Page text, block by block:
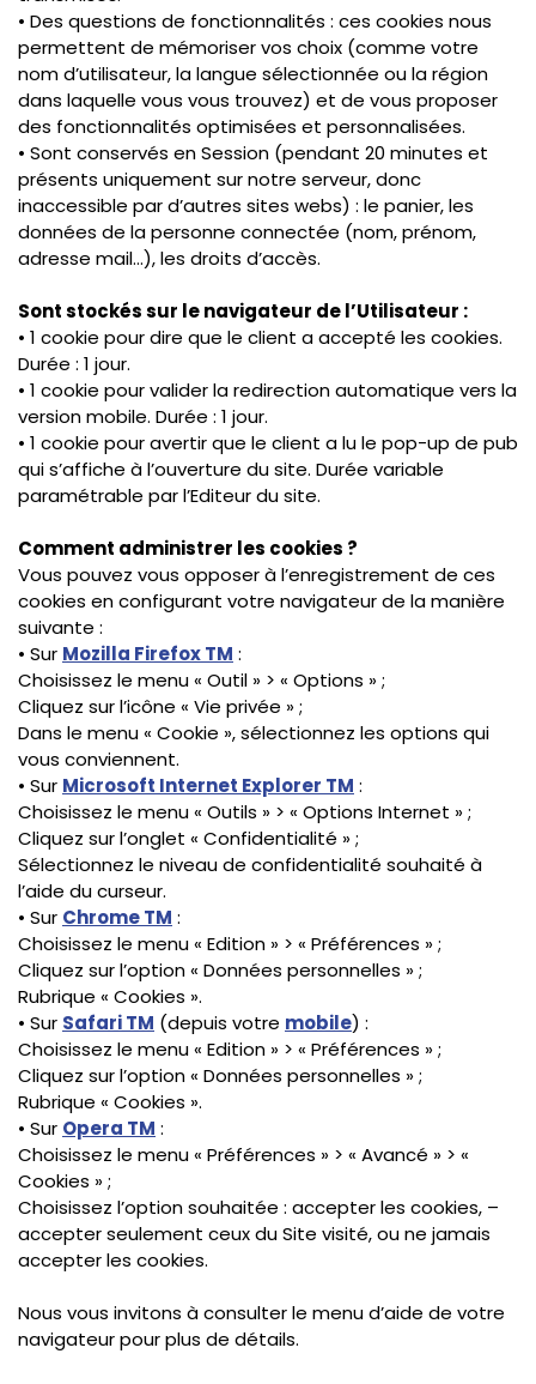
• Des questions de fonctionnalités : ces cookies nous
permettent de mémoriser vos choix (comme votre
nom d’utilisateur, la langue sélectionnée ou la région
dans laquelle vous vous trouvez) et de vous proposer
des fonctionnalités optimisées et personnalisées.
• Sont conservés en Session (pendant 20 minutes et
présents uniquement sur notre serveur, donc
inaccessible par d’autres sites webs) : le panier, les
données de la personne connectée (nom, prénom,
adresse mail…), les droits d’accès.
Sont stockés sur le navigateur de l’Utilisateur :
• 1 cookie pour dire que le client a accepté les cookies.
Durée : 1 jour.
• 1 cookie pour valider la redirection automatique vers la
version mobile. Durée : 1 jour.
• 1 cookie pour avertir que le client a lu le pop-up de pub
qui s’affiche à l’ouverture du site. Durée variable
paramétrable par l’Editeur du site.
Comment administrer les cookies ?
Vous pouvez vous opposer à l’enregistrement de ces
cookies en configurant votre navigateur de la manière
suivante :
• Sur Mozilla Firefox TM :
Choisissez le menu « Outil » > « Options » ;
Cliquez sur l’icône « Vie privée » ;
Dans le menu « Cookie », sélectionnez les options qui
vous conviennent.
• Sur Microsoft Internet Explorer TM :
Choisissez le menu « Outils » > « Options Internet » ;
Cliquez sur l’onglet « Confidentialité » ;
Sélectionnez le niveau de confidentialité souhaité à
l’aide du curseur.
• Sur Chrome TM :
Choisissez le menu « Edition » > « Préférences » ;
Cliquez sur l’option « Données personnelles » ;
Rubrique « Cookies ».
• Sur Safari TM (depuis votre mobile) :
Choisissez le menu « Edition » > « Préférences » ;
Cliquez sur l’option « Données personnelles » ;
Rubrique « Cookies ».
• Sur Opera TM :
Choisissez le menu « Préférences » > « Avancé » > «
Cookies » ;
Choisissez l’option souhaitée : accepter les cookies, –
accepter seulement ceux du Site visité, ou ne jamais
accepter les cookies.
Nous vous invitons à consulter le menu d’aide de votre
navigateur pour plus de détails.